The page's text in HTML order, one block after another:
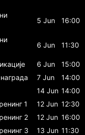
5 Jun 16:00
6 Jun 11:30
6 Jun
15:00
7 Jun
14:00
14 Jun 14:00
1 12 Jun 12:30
2 12 Jun 16:00
3 13 Jun 11:30